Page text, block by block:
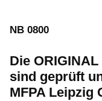
NB 0800
Die
sind geprüft
MFPA Leipzig